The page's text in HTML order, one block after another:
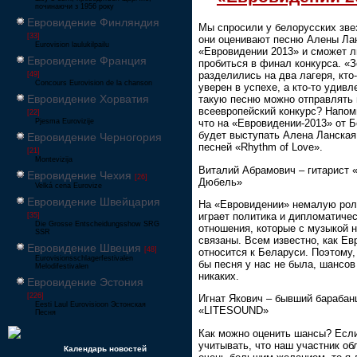
починаючи з 1956 року
Евровидение Финляндия
[33]
Eurovision laulukilpailu
Евровидение Франция
[49]
Concours Eurovision de la chanson
Евровидение Хорватия
[22]
Pjesma Eurovizije
Евровидение Черногория
[21]
Montevizija
Евровидение Чехия [26]
Velká cena Eurovize
Евровидение Швейцария
[35]
Die Grosse Entscheidungsshow SRG
SSR
Евровидение Швеция [48]
Eurovisionsschlagerfestivalen
Melodifestivalen
Евровидение Эстония
[226]
Eesti Laul Eurovisioon Эстонская
Песня
Календарь новостей
Мы спросили у белорусских
они оценивают песню Алены
«Евровидении 2013» и сможет
пробиться в финал конкурса.
разделились на два лагеря,
уверен в успехе, а кто-то
такую песню можно отправлять
всеевропейский конкурс?
что на «Евровидении-2013» от
будет выступать Алена
песней «Rhythm of Love».
Виталий Абрамович – гитарист
Дюбель»
На «Евровидении» немалую
играет политика и
отношения, которые с музыкой
связаны. Всем известно, как
относится к Беларуси. Поэтому,
бы песня у нас не была, шансов
никаких.
Игнат Якович – бывший
«LITESOUND»
Как можно оценить шансы?
учитывать, что наш участник